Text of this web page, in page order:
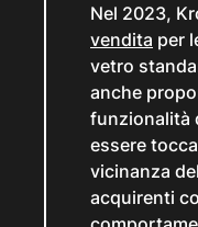
Nel 2023,
vendita per
vetro
anche
funzionalità
essere
vicinanza
acquirenti